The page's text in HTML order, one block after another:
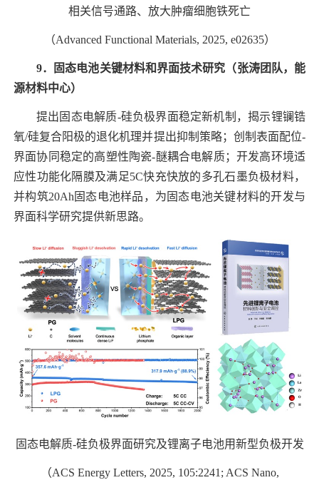
相关信号通路、放大肿瘤细胞铁死亡
（Advanced Functional Materials, 2025, e02635）
9．固态电池关键材料和界面技术研究（张涛团队，能
源材料中心）
提出固态电解质-硅负极界面稳定新机制，揭示锂镧锆
氧/硅复合阳极的退化机理并提出抑制策略；创制表面配位-
界面协同稳定的高塑性陶瓷-醚耦合电解质；开发高环境适
应性功能化隔膜及满足5C快充快放的多孔石墨负极材料，
并构筑20Ah 固态电池样品，为固态电池关键材料的开发与
界面科学研究提供新思路。
固态电解质-硅负极界面研究及锂离子电池用新型负极开发
（ACS Energy Letters, 2025, 105:2241; ACS Nano,